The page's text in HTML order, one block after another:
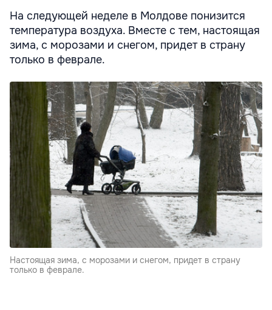
На следующей неделе в Молдове понизится
температура воздуха. Вместе с тем, настоящая
зима, с морозами и снегом, придет в страну
только в феврале.
Настоящая зима, с морозами и снегом, придет в страну
только в феврале.